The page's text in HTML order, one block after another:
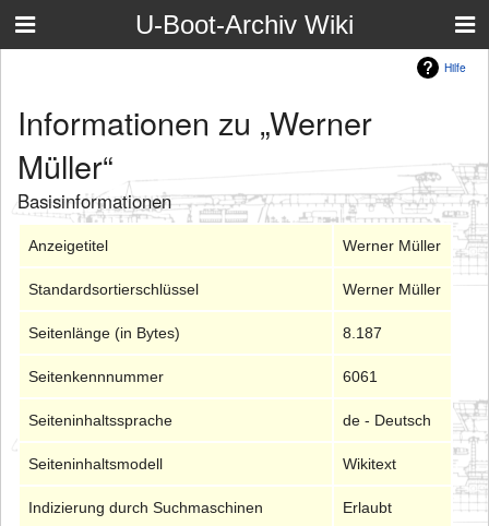
U-Boot-Archiv Wiki
Hilfe
Informationen zu „Werner
Müller“
Basisinformationen
Anzeigetitel Werner Müller
Standardsortierschlüssel Werner Müller
Seitenlänge (in Bytes) 8.187
Seitenkennnummer 6061
Seiteninhaltssprache de - Deutsch
Seiteninhaltsmodell Wikitext
Indizierung durch Suchmaschinen Erlaubt